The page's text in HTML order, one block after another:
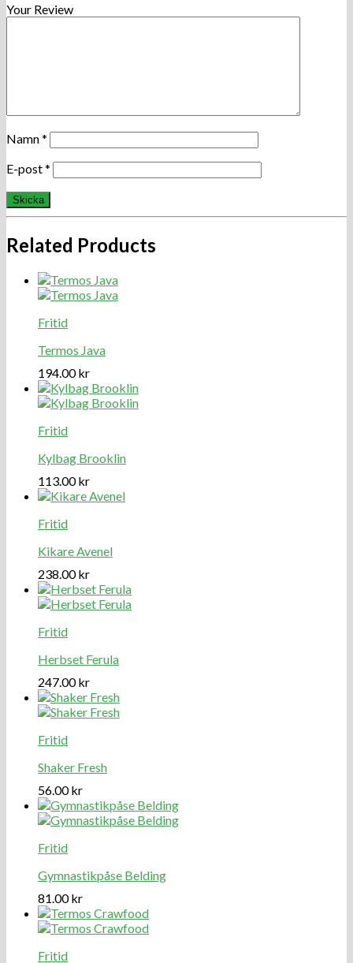
Your Review
Namn*
E-post*
Related Products
Fritid
Termos Java
194.00kr
Fritid
Kylbag Brooklin
113.00kr
Fritid
Kikare Avenel
238.00kr
Fritid
Herbset Ferula
247.00kr
Fritid
Shaker Fresh
56.00kr
Fritid
Gymnastikpåse Belding
81.00kr
Fritid